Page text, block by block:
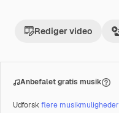
Rediger video
Anbefalet gratis musik
Udforskflere musikmuligheder